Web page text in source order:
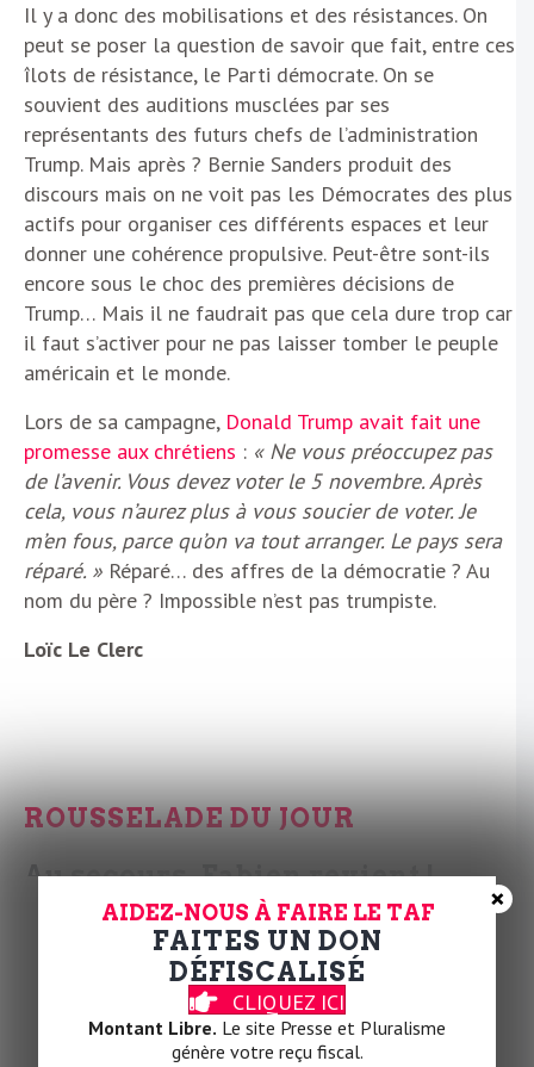
Il y a donc des mobilisations et des résistances. On
peut se poser la question de savoir que fait, entre ces
îlots de résistance, le Parti démocrate. On se
souvient des auditions musclées par ses
représentants des futurs chefs de l’administration
Trump. Mais après ? Bernie Sanders produit des
discours mais on ne voit pas les Démocrates des plus
actifs pour organiser ces différents espaces et leur
donner une cohérence propulsive. Peut-être sont-ils
encore sous le choc des premières décisions de
Trump… Mais il ne faudrait pas que cela dure trop car
il faut s’activer pour ne pas laisser tomber le peuple
américain et le monde.
Lors de sa campagne, Donald Trump avait fait une
promesse aux chrétiens : « Ne vous préoccupez pas
de l’avenir. Vous devez voter le 5 novembre. Après
cela, vous n’aurez plus à vous soucier de voter. Je
m’en fous, parce qu’on va tout arranger. Le pays sera
réparé. » Réparé… des affres de la démocratie ? Au
nom du père ? Impossible n’est pas trumpiste.
Loïc Le Clerc
ROUSSELADE DU JOUR
Au secours, Fabien revient !
Défait aux législatives, Fabien Roussel s’était fait
plus discret dans le débat public. Le temps d’écrire un
Le parti pris du travail. Avec cette proposition
choc qu’il livre aux journalistes,cité ici parl’Opinion
« Je veux supprimer le RSA ». Et le chef du PCF de
AIDEZ-NOUS À FAIRE LE TAF
FAITES UN DON
DÉFISCALISÉ
CLIQUEZ ICI
Montant Libre. Le site Presse et Pluralisme
génère votre reçu fiscal.
×